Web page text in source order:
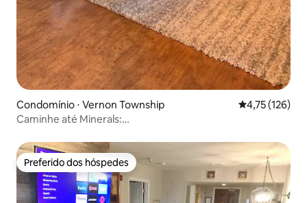
Condomínio ⋅ Vernon Township 4,75 de uma
4,75 (126)
Caminhe até Minerals:
Preferido dos hóspedes
Preferido dos hóspedes